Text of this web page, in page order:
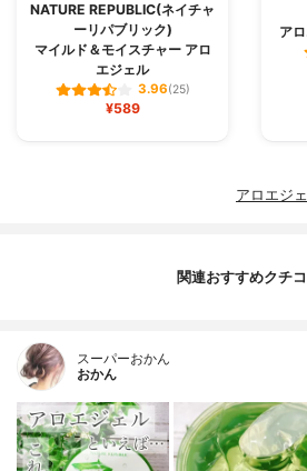
NATURE REPUBLIC(ネイチャ
ーリパブリック)
マイルド＆モイスチャー アロ
エジェル
3.96(25)
¥589
ア
アロエジ
関連おすすめクチコ
スーパーおかん
おかん